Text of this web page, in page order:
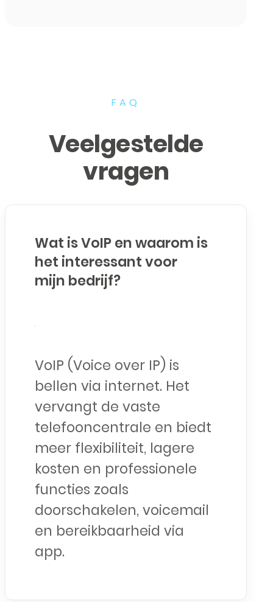
FAQ
Veelgestelde
vragen
Wat is VoIP en waarom is
het interessant voor
mijn bedrijf?
VoIP (Voice over IP) is
bellen via internet. Het
vervangt de vaste
telefooncentrale en biedt
meer flexibiliteit, lagere
kosten en professionele
functies zoals
doorschakelen, voicemail
en bereikbaarheid via
app.